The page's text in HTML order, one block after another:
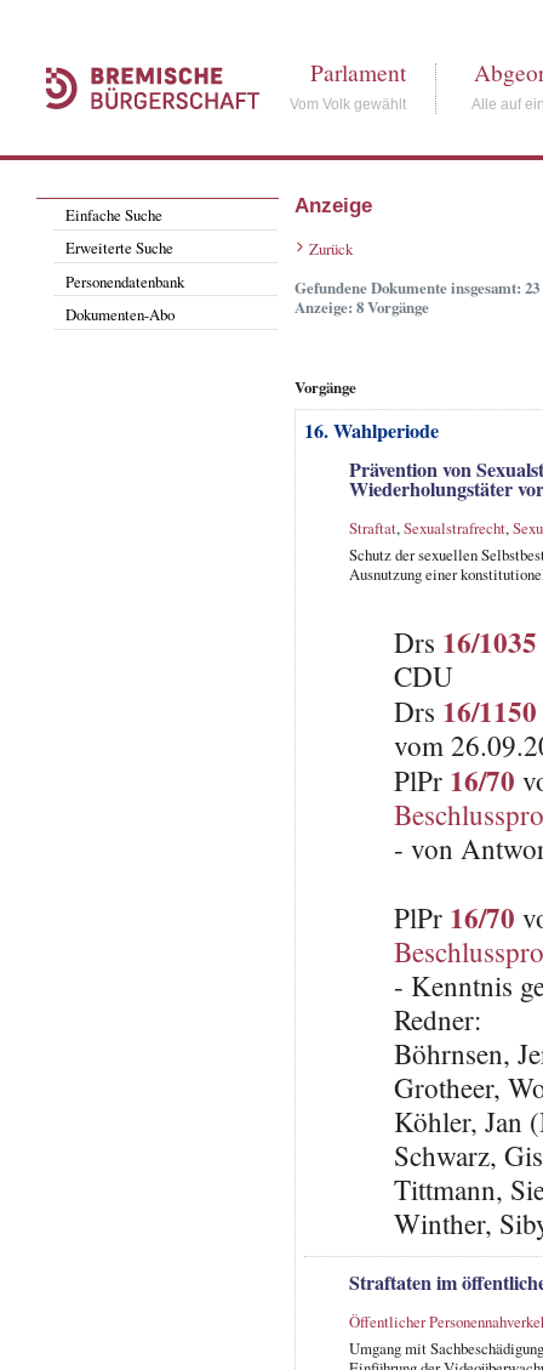
Parlament
Vom Volk gewählt Alle auf
Einfache Suche
Erweiterte Suche
Personendatenbank
Dokumenten-Abo
Anzeige
Zurück
Gefundene Dokumente insgesamt: 23
Anzeige: 8 Vorgänge
Vorgänge
16. Wahlperiode
Prävention von
Wiederholungstäter
Straftat,Sexualstrafrecht,
Schutz der sexuellen
Ausnutzung einer
Drs 16/1035
CDU
Drs 16/1150
vom
PlPr 16/70
- von
PlPr 16/70
- Kenntnis
Redner:
Böhrnsen,
Grotheer,
Köhler, Jan
Schwarz,
Tittmann,
Winther,
Straftaten im
Öffentlicher
Umgang mit